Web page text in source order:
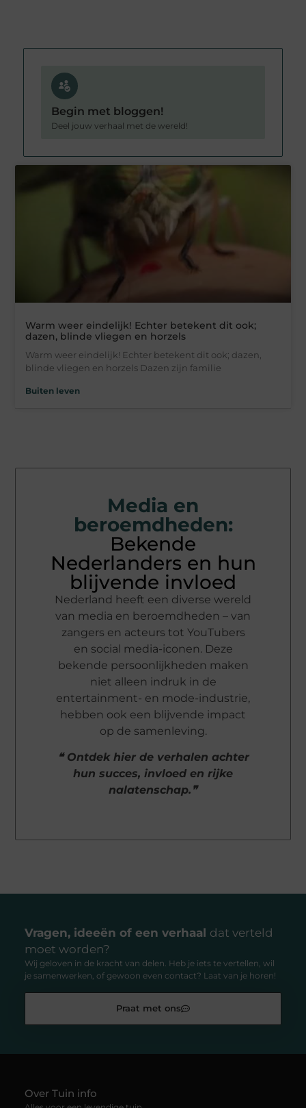
Warm weer eindelijk! Echter betekent dit ook;
dazen, blinde vliegen en horzels
Warm weer eindelijk! Echter betekent dit ook; dazen,
blinde vliegen en horzels Dazen zijn familie
Buiten leven
Begin met bloggen!
Deel jouw verhaal met de wereld!
Media en
beroemdheden:
Bekende
Nederlanders en hun
blijvende invloed
Nederland heeft een diverse wereld
van media en beroemdheden – van
zangers en acteurs tot YouTubers
en social media-iconen. Deze
bekende persoonlijkheden maken
niet alleen indruk in de
entertainment- en mode-industrie,
hebben ook een blijvende impact
op de samenleving.
❝ Ontdek hier de verhalen achter
hun succes, invloed en rijke
nalatenschap.❞
Vragen, ideeën of een verhaal dat verteld
moet worden?
Wij geloven in de kracht van delen. Heb je iets te vertellen, wil
je samenwerken, of gewoon even contact? Laat van je horen!
Praat met ons
Over Tuin info